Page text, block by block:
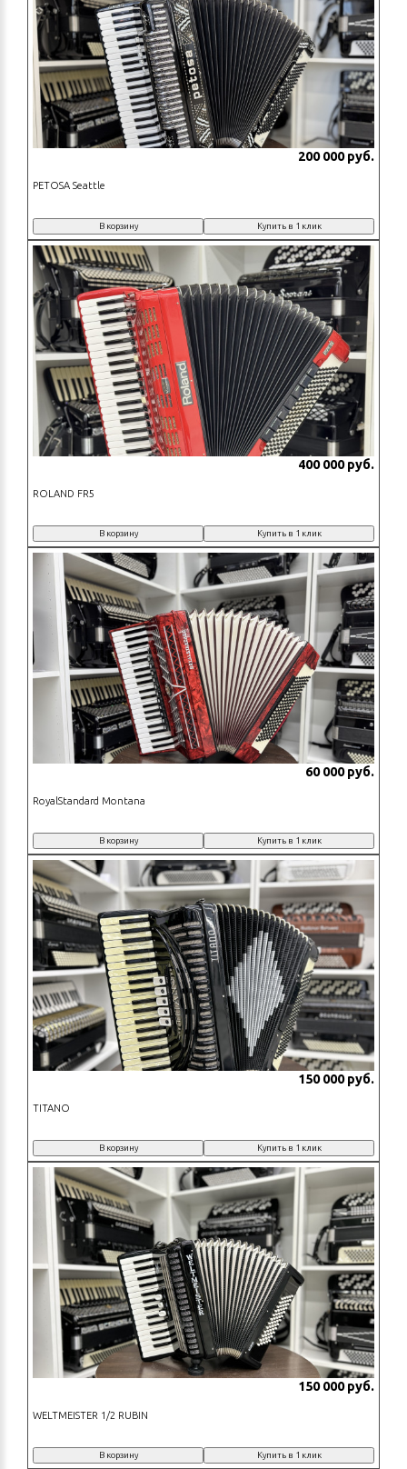
200 000 руб.
PETOSA Seattle
В корзину Купить в 1 клик
400 000 руб.
ROLAND FR5
В корзину Купить в 1 клик
60 000 руб.
RoyalStandard Montana
В корзину Купить в 1 клик
150 000 руб.
TITANO
В корзину Купить в 1 клик
150 000 руб.
WELTMEISTER 1/2 RUBIN
В корзину Купить в 1 клик